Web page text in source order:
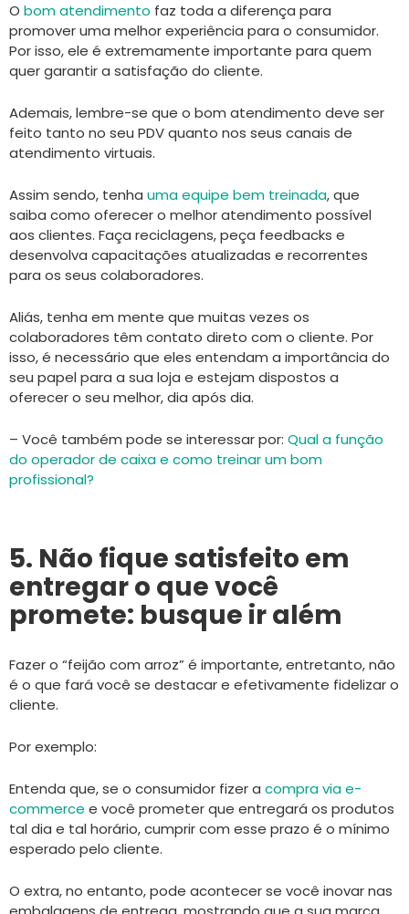
O bom atendimento faz toda a diferença para
promover uma melhor experiência para o consumidor.
Por isso, ele é extremamente importante para quem
quer garantir a satisfação do cliente.
Ademais, lembre-se que o bom atendimento deve ser
feito tanto no seu PDV quanto nos seus canais de
atendimento virtuais.
Assim sendo, tenha uma equipe bem treinada, que
saiba como oferecer o melhor atendimento possível
aos clientes. Faça reciclagens, peça feedbacks e
desenvolva capacitações atualizadas e recorrentes
para os seus colaboradores.
Aliás, tenha em mente que muitas vezes os
colaboradores têm contato direto com o cliente. Por
isso, é necessário que eles entendam a importância do
seu papel para a sua loja e estejam dispostos a
oferecer o seu melhor, dia após dia.
– Você também pode se interessar por: Qual a função
do operador de caixa e como treinar um bom
profissional?
5. Não fique satisfeito em
entregar o que você
promete: busque ir além
Fazer o “feijão com arroz” é importante, entretanto, não
é o que fará você se destacar e efetivamente fidelizar o
cliente.
Por exemplo:
Entenda que, se o consumidor fizer a compra via e-
commerce e você prometer que entregará os produtos
tal dia e tal horário, cumprir com esse prazo é o mínimo
esperado pelo cliente.
O extra, no entanto, pode acontecer se você inovar nas